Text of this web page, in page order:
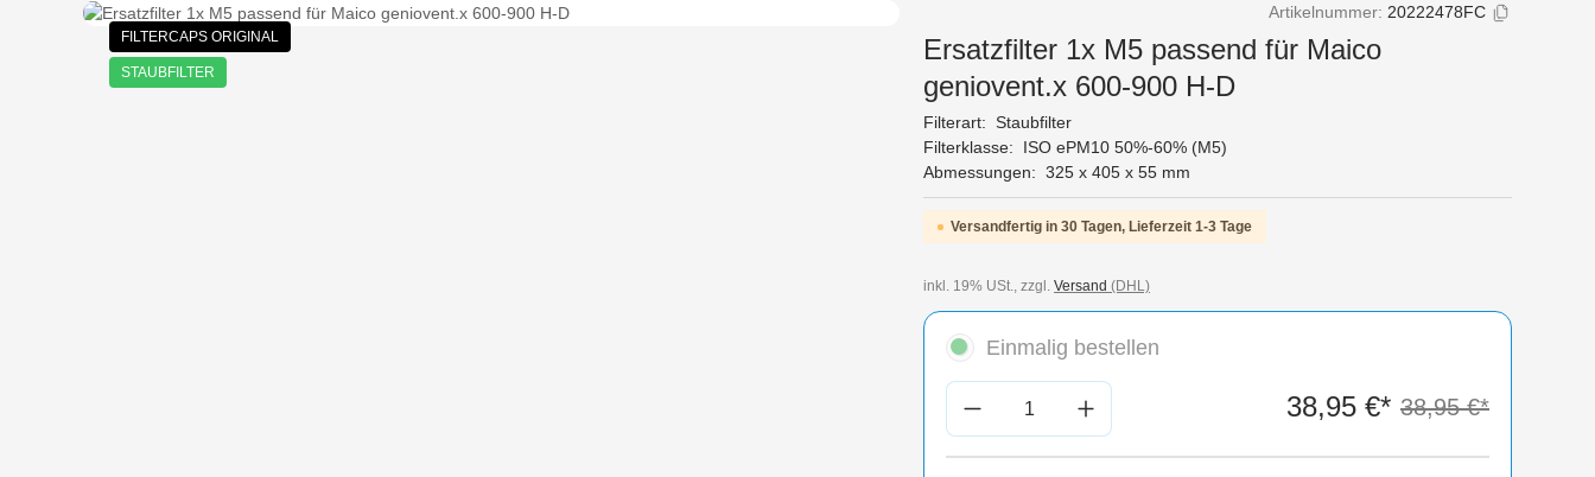
FILTERCAPS ORIGINAL
STAUBFILTER
Bildergalerie überspringen Artikelnummer: 20222478FC
Ersatzfilter 1x M5 passend für Maico
geniovent.x 600-900 H-D
Filterart: Staubfilter
Filterklasse:
ISO ePM10 50%-60% (M5)
Abmessungen: 325 x 405 x 55 mm
Versandfertig in 30 Tagen, Lieferzeit 1-3 Tage
inkl. 19% USt., zzgl. Versand (DHL)
Einmalig bestellen
Produkt Anzahl: Gib den gewünschten Wert ein
38,95 €* 38,95 €*